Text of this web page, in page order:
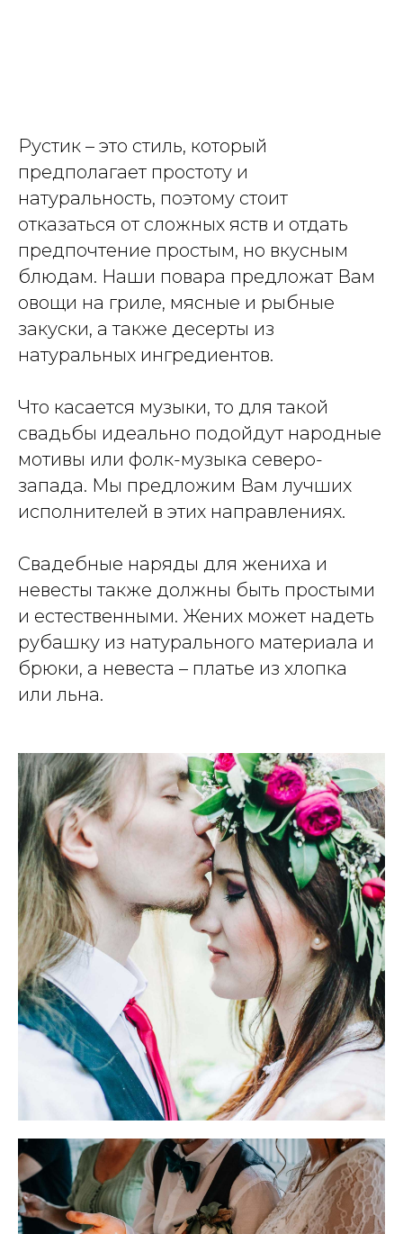
Рустик – это стиль, который
предполагает простоту и
натуральность, поэтому стоит
отказаться от сложных яств и отдать
предпочтение простым, но вкусным
блюдам. Наши повара предложат Вам
овощи на гриле, мясные и рыбные
закуски, а также десерты из
натуральных ингредиентов.
Что касается музыки, то для такой
свадьбы идеально подойдут народные
мотивы или фолк-музыка северо-
запада. Мы предложим Вам лучших
исполнителей в этих направлениях.
Свадебные наряды для жениха и
невесты также должны быть простыми
и естественными. Жених может надеть
рубашку из натурального материала и
брюки, а невеста – платье из хлопка
или льна.